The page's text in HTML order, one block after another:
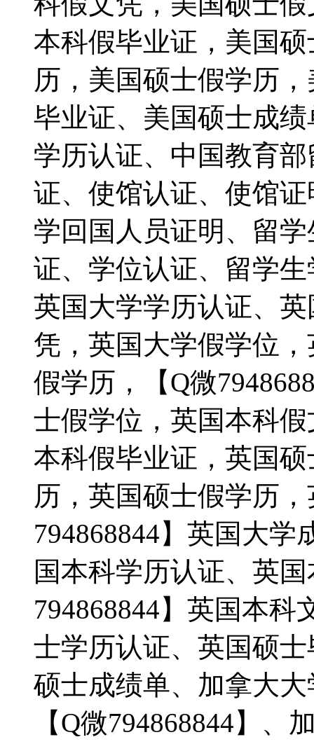
本科假毕业证，美国
历，美国硕士假学历
毕业证、美国硕士成
学历认证、中国教育
证、使馆认证、使馆证
学回国人员证明、留
证、学位认证、留学
英国大学学历认证、
凭，英国大学假学位
假学历，【Q微
士假学位，英国本科
本科假毕业证，英国
历，英国硕士假学历
794868844】英国大
国本科学历认证、英
794868844】英国本
士学历认证、英国硕
硕士成绩单、加拿大
【Q微794868844】